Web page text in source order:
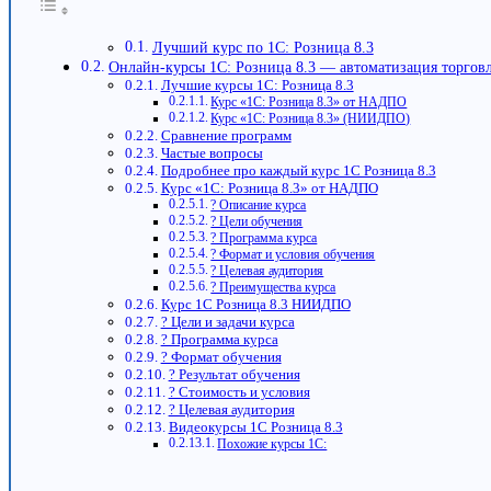
Лучший курс по 1С: Розница 8.3
Онлайн-курсы 1С: Розница 8.3 — автоматизация
Лучшие курсы 1С: Розница 8.3
Курс «1С: Розница 8.3» от НАДПО
Курс «1С: Розница 8.3» (НИИДПО)
Сравнение программ
Частые вопросы
Подробнее про каждый курс 1С Розница 8.3
Курс «1С: Розница 8.3» от НАДПО
? Описание курса
? Цели обучения
? Программа курса
? Формат и условия обучения
? Целевая аудитория
? Преимущества курса
Курс 1С Розница 8.3 НИИДПО
? Цели и задачи курса
? Программа курса
? Формат обучения
? Результат обучения
? Стоимость и условия
? Целевая аудитория
Видеокурсы 1С Розница 8.3
Похожие курсы 1С: